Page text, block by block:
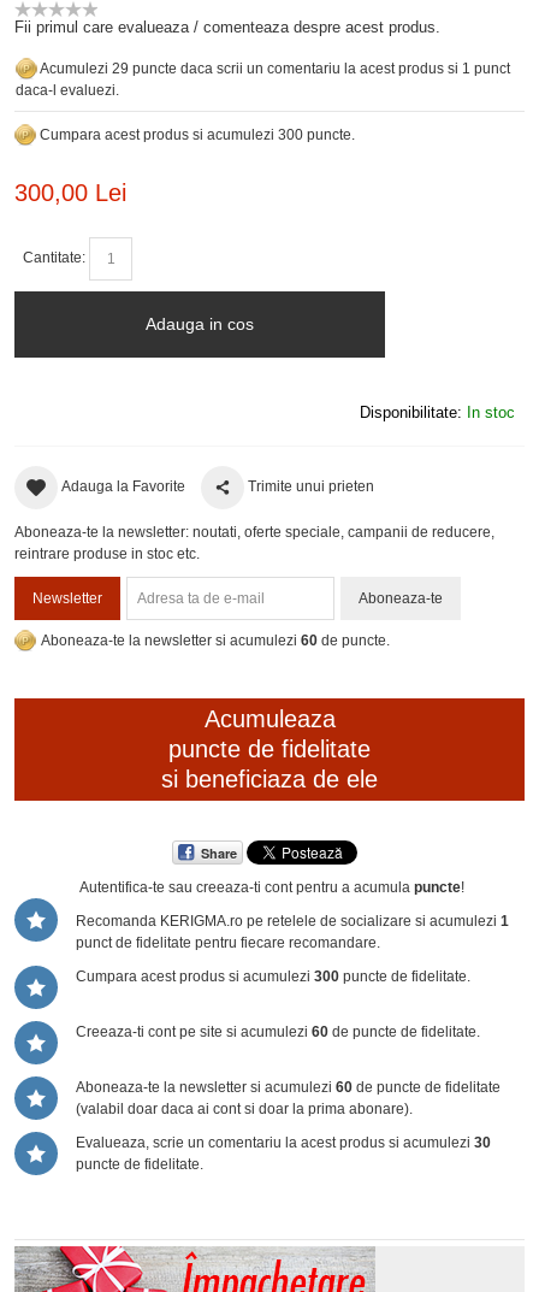
Fii primul care evalueaza / comenteaza despre acest produs.
Acumulezi 29 puncte daca scrii un comentariu la acest produs si 1 punct
daca-l evaluezi.
Cumpara acest produs si acumulezi 300 puncte.
300,00 Lei
Cantitate:
Adauga in cos
Disponibilitate: In stoc
Adauga la Favorite Trimite unui prieten
Aboneaza-te la newsletter: noutati, oferte speciale, campanii de reducere,
reintrare produse in stoc etc.
Newsletter Aboneaza-te
Aboneaza-te la newsletter si acumulezi 60 de puncte.
Acumuleaza
puncte de fidelitate
si beneficiaza de ele
Share
Autentifica-te sau creeaza-ti contpentru a acumula puncte!
Recomanda KERIGMA.ro pe retelele de socializare si acumulezi 1
punct de fidelitate pentru fiecare recomandare.
Cumpara acest produs si acumulezi 300 puncte de fidelitate.
Creeaza-ti cont pe site si acumulezi 60 de puncte de fidelitate.
Aboneaza-te la newsletter si acumulezi 60 de puncte de fidelitate
(valabil doar daca ai cont si doar la prima abonare).
Evalueaza, scrie un comentariu la acest produs si acumulezi 30
puncte de fidelitate.